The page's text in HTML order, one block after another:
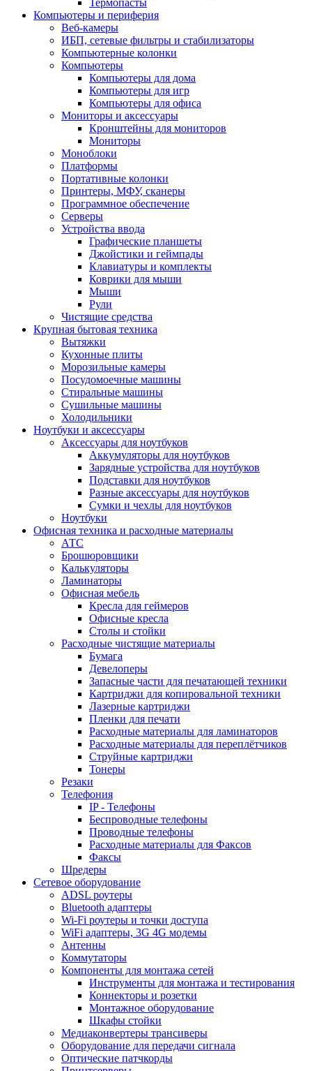
Термопасты
Компьютеры и периферия
Веб-камеры
ИБП, сетевые фильтры и стабилизаторы
Компьютерные колонки
Компьютеры
Компьютеры для дома
Компьютеры для игр
Компьютеры для офиса
Мониторы и аксессуары
Кронштейны для мониторов
Мониторы
Моноблоки
Платформы
Портативные колонки
Принтеры, МФУ, сканеры
Программное обеспечение
Серверы
Устройства ввода
Графические планшеты
Джойстики и геймпады
Клавиатуры и комплекты
Коврики для мыши
Мыши
Рули
Чистящие средства
Крупная бытовая техника
Вытяжки
Кухонные плиты
Морозильные камеры
Посудомоечные машины
Стиральные машины
Сушильные машины
Холодильники
Ноутбуки и аксессуары
Аксессуары для ноутбуков
Аккумуляторы для ноутбуков
Зарядные устройства для ноутбуков
Подставки для ноутбуков
Разные аксессуары для ноутбуков
Сумки и чехлы для ноутбуков
Ноутбуки
Офисная техника и расходные материалы
АТС
Брошюровщики
Калькуляторы
Ламинаторы
Офисная мебель
Кресла для геймеров
Офисные кресла
Столы и стойки
Расходные чистящие материалы
Бумага
Девелоперы
Запасные части для печатающей техники
Картриджи для копировальной техники
Лазерные картриджи
Пленки для печати
Расходные материалы для ламинаторов
Расходные материалы для переплётчиков
Струйные картриджи
Тонеры
Резаки
Телефония
IP - Телефоны
Беспроводные телефоны
Проводные телефоны
Расходные материалы для Факсов
Факсы
Шредеры
Сетевое оборудование
ADSL роутеры
Bluetooth адаптеры
Wi-Fi роутеры и точки доступа
WiFi адаптеры, 3G 4G модемы
Антенны
Коммутаторы
Компоненты для монтажа сетей
Инструменты для монтажа и тестирования
Коннекторы и розетки
Монтажное оборудование
Шкафы стойки
Медиаконвертеры трансиверы
Оборудование для передачи сигнала
Оптические патчкорды